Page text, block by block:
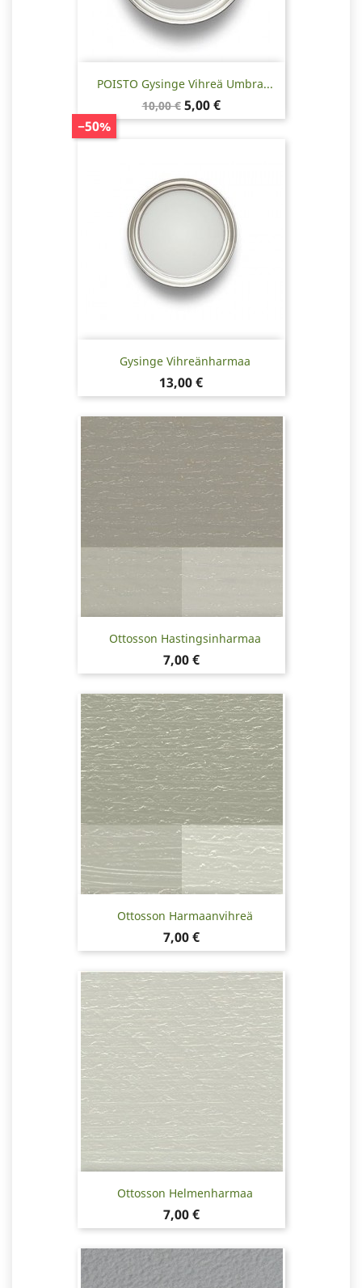
POISTO Gysinge Vihreä Umbra...
Normaalihinta
10,00 €
−50%
Hinta
5,00 €
Gysinge Vihreänharmaa
Hinta
13,00 €
Ottosson Hastingsinharmaa
Hinta
7,00 €
Ottosson Harmaanvihreä
Hinta
7,00 €
Ottosson Helmenharmaa
Hinta
7,00 €